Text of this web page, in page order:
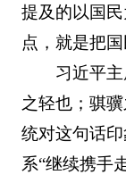
提及的以国
点，就是把
习近平
之轻也；骐
统对这句话
系“继续携手